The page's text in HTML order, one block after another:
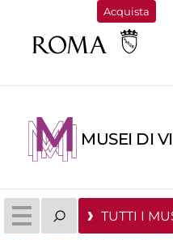
Acquista
MUSEI DI
TUTTI I